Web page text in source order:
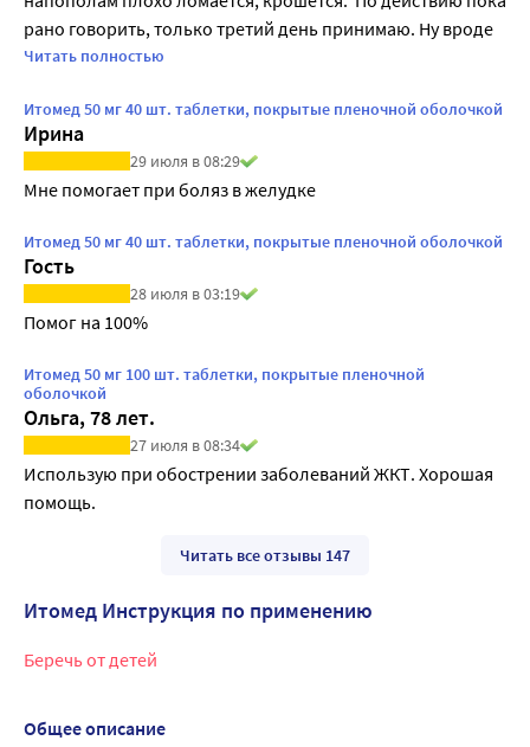
рано говорить, только третий день принимаю. Ну вроде
нормально идёт.
Читать полностью
Итомед 50 мг 40 шт. таблетки, покрытые пленочной оболочкой
Ирина
29 июля в 08:29
Мне помогает при боляз в желудке
Итомед 50 мг 40 шт. таблетки, покрытые пленочной оболочкой
Гость
28 июля в 03:19
Помог на 100%
Итомед 50 мг 100 шт. таблетки, покрытые пленочной
оболочкой
Ольга, 78 лет.
27 июля в 08:34
Использую при обострении заболеваний ЖКТ. Хорошая
помощь.
Читать все отзывы 147
Итомед Инструкция по применению
Беречь от детей
Общее описание